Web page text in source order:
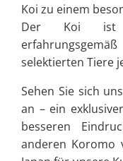
Koi zu einem
Der Koi
selektierten Tiere
Sehen Sie sich
an – ein
besseren
anderen Koromo